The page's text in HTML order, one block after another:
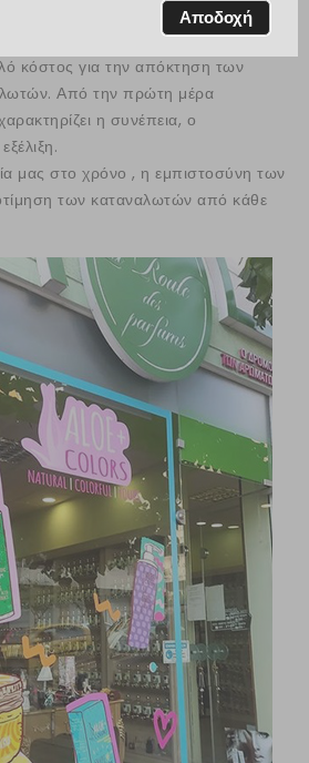
& μεράκι, έχοντας ως κίνητρο την
των πελατών και κυρίως
κόστος για την απόκτηση των
Από την πρώτη μέρα
η συνέπεια, ο
μας στο χρόνο , η εμπιστοσύνη των
των καταναλωτών από κάθε
Αποδοχή